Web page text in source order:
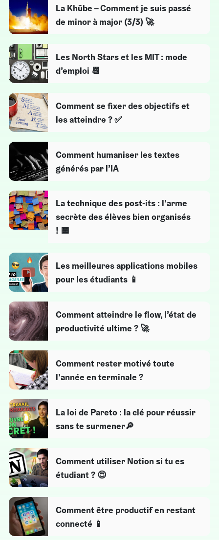
La Khûbe – Comment je suis passé
de minor à major (3/3) 🚀
Les North Stars et les MIT : mode
d’emploi 📆
Comment se fixer des objectifs et
les atteindre ? ✅
Comment humaniser les textes
générés par l’IA
La technique des post-its : l’arme
secrète des élèves bien organisés
! 🟨
Les meilleures applications mobiles
pour les étudiants 📱
Comment atteindre le flow, l’état de
productivité ultime ? 🚀
Comment rester motivé toute
l’année en terminale ?
La loi de Pareto : la clé pour réussir
sans te surmener🔎
Comment utiliser Notion si tu es
étudiant ? 😍
Comment être productif en restant
connecté 📱